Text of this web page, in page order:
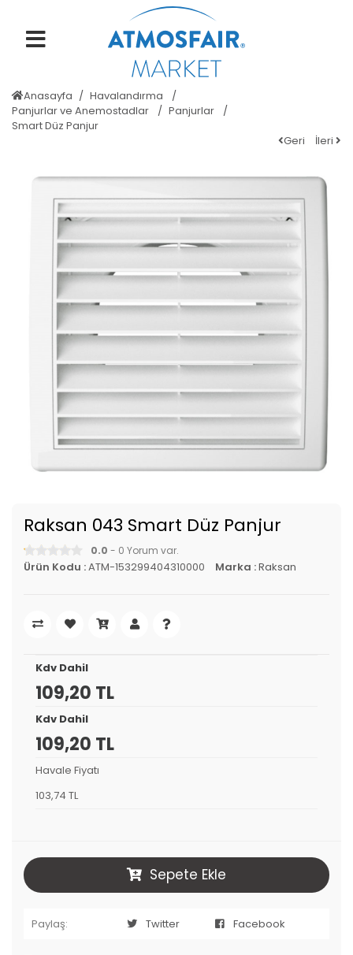
Anasayfa
Havalandırma
Panjurlar ve Anemostadlar
Panjurlar
Smart Düz Panjur
Geri
İleri
Raksan 043 Smart Düz Panjur
0.0 - 0 Yorum var.
Ürün Kodu :ATM-153299404310000 Marka :Raksan
Kdv Dahil
109,20 TL
Kdv Dahil
109,20 TL
Havale Fiyatı
103,74 TL
Sepete Ekle
Paylaş: Twitter Facebook